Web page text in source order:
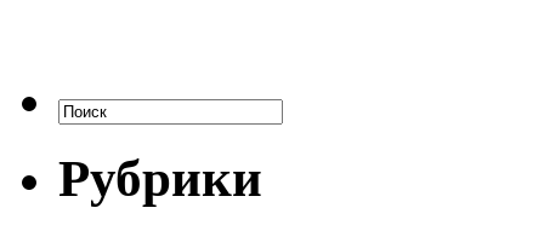
Рубрики